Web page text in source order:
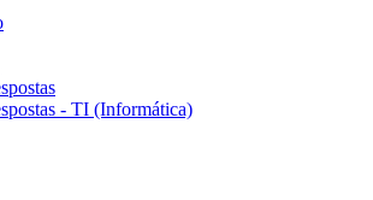
- TI (Informática)